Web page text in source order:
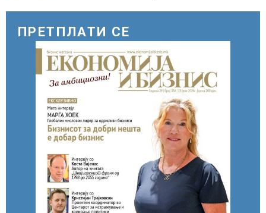
ПРЕТПЛАТИ СЕ